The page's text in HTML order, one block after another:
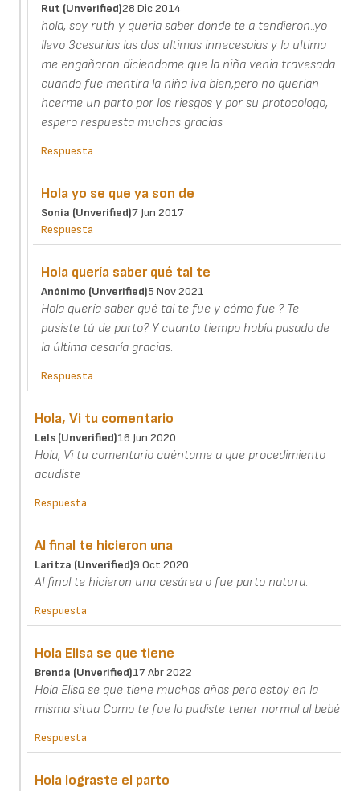
Rut (unverified)28 Dic 2014
hola, soy ruth y queria saber donde te a tendieron..yo
llevo 3cesarias las dos ultimas innecesaias y la ultima
me engañaron diciendome que la niña venia travesada
cuando fue mentira la niña iva bien,pero no querian
hcerme un parto por los riesgos y por su protocologo,
espero respuesta muchas gracias
Respuesta
Hola yo se que ya son de
Sonia (unverified)7 Jun 2017
Respuesta
Hola quería saber qué tal te
Anónimo (unverified)5 Nov 2021
Hola quería saber qué tal te fue y cómo fue ? Te
pusiste tú de parto? Y cuanto tiempo había pasado de
la última cesaría gracias.
Respuesta
Hola, Vi tu comentario
Lels (unverified)16 Jun 2020
Hola, Vi tu comentario cuéntame a que procedimiento
acudiste
Respuesta
Al final te hicieron una
Laritza (unverified)9 Oct 2020
Al final te hicieron una cesárea o fue parto natura.
Respuesta
Hola Elisa se que tiene
Brenda (unverified)17 Abr 2022
Hola Elisa se que tiene muchos años pero estoy en la
misma situa Como te fue lo pudiste tener normal al bebé
Respuesta
Hola lograste el parto